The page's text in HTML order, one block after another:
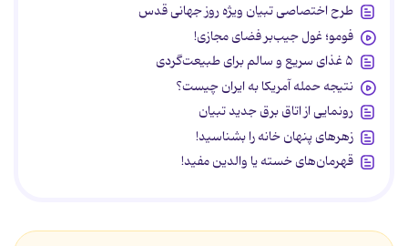
طرح اختصاصی تبیان ویژه روز جهانی قدس
فومو؛ غول جیب‌بر فضای مجازی!
۵ غذای سریع و سالم برای طبیعت‌گردی
نتیجه حمله آمریکا به ایران چیست؟
رونمایی از اتاق برق جدید تبیان
زهرهای پنهان خانه را بشناسید!
قهرمان‌های خسته یا والدین مفید!